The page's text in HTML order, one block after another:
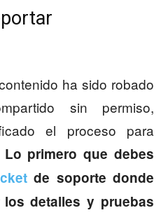
ha sido robado
sin permiso,
el proceso para
Lo primero que debes
de soporte donde
detalles y pruebas